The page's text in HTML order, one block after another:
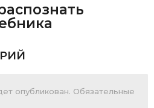
опубликован. Обязательные